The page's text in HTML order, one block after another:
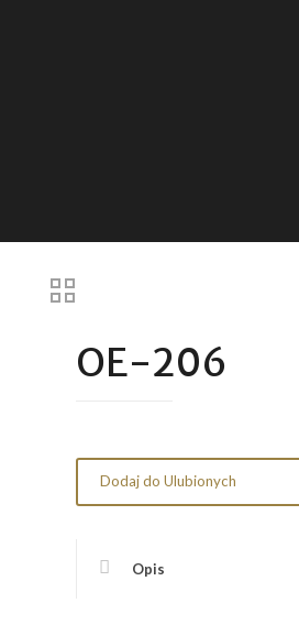
OE-206
Dodaj do Ulubionych
Opis